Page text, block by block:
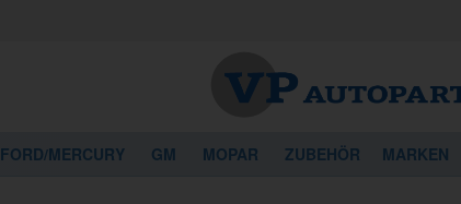
FORD/MERCURY GM MOPAR ZUBEHÖR MARKEN